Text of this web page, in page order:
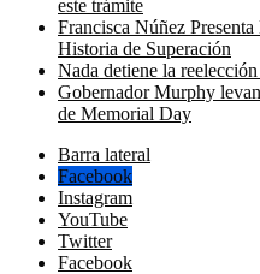
este trámite
Francisca Núñez
Historia de Superación
Nada detiene la
Gobernador Murphy
de Memorial Day
Barra lateral
Facebook
Instagram
YouTube
Twitter
Facebook